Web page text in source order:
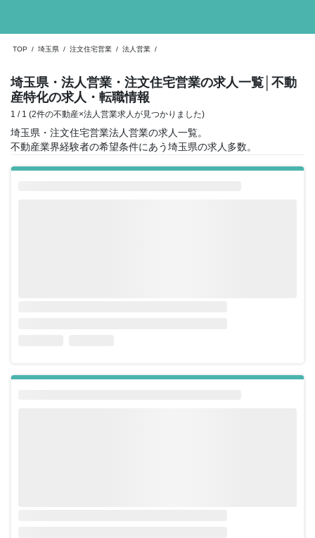
TOP / 埼玉県 / 注文住宅営業 / 法人営業 /
埼玉県・法人営業・注文住宅営業の求人一覧 │不動
産特化の求人・転職情報
1 / 1 (2件の不動産×法人営業求人が見つかりました)
埼玉県・注文住宅営業法人営業の求人一覧。
不動産業界経験者の希望条件にあう埼玉県の求人多数。